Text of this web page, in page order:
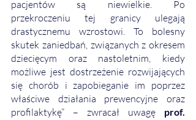
pacjentów są niewielkie. Po
przekroczeniu tej granicy ulegają
drastycznemu wzrostowi. To bolesny
skutek zaniedbań, związanych z okresem
dziecięcym oraz nastoletnim, kiedy
możliwe jest dostrzeżenie rozwijających
się chorób i zapobieganie im poprzez
właściwe działania prewencyjne oraz
profilaktykę” – zwracał uwagę prof.